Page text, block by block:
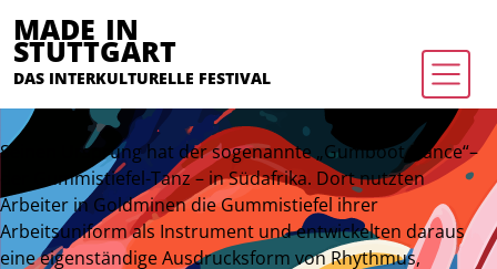
MADE IN
STUTTGART
DAS INTERKULTURELLE FESTIVAL
Seinen Ursprung hat der sogenannte „Gumboot Dance“–
der Gummistiefel-Tanz – in Südafrika. Dort nutzten
Arbeiter in Goldminen die Gummistiefel ihrer
Arbeitsuniform als Instrument und entwickelten daraus
eine eigenständige Ausdrucksform von Rhythmus,